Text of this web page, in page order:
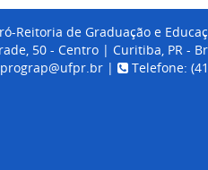
Reitoria de Graduação e
50 - Centro | Curitiba, PR -
|
Telefone: